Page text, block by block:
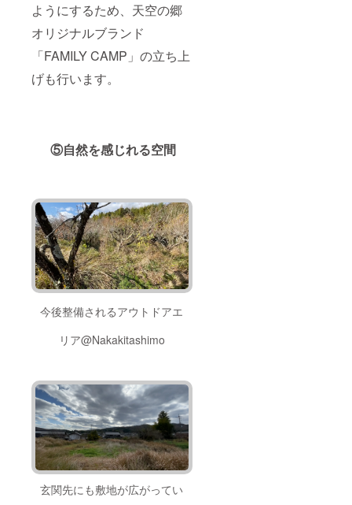
ようにするため、天空の郷
オリジナルブランド
「FAMILY CAMP」の立ち上
げも行います。
⑤自然を感じれる空間
今後整備されるアウトドアエ
リア@Nakakitashimo
玄関先にも敷地が広がってい